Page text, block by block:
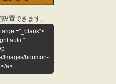
置できます。
images/houmon-
a>